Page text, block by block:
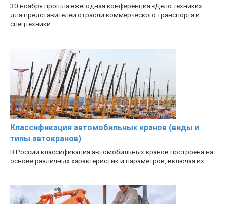
30 ноября прошла ежегодная конференция «Дело техники»
для представителей отрасли коммерческого транспорта и
спецтехники
Классификация автомобильных кранов (виды и
типы автокранов)
В России классификация автомобильных кранов построена на
основе различных характеристик и параметров, включая их